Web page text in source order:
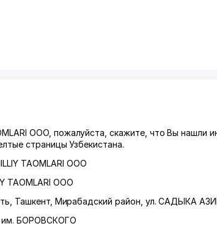
ООО, пожалуйста, скажите, что Вы нашли
страницы Узбекистана.
TAOMLARI ООО
TAOMLARI ООО
Ташкент, Мирабадский район ул. САДЫКА
им. БОРОВСКОГО